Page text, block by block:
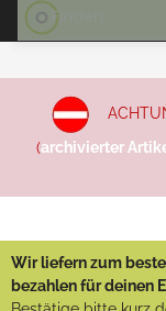
(archivierter
Wir liefern zum
bezahlen für deinen